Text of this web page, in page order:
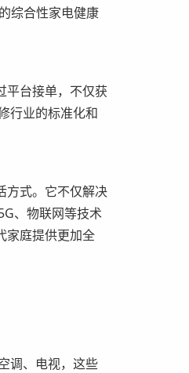
综合性家电健康
平台接单，不仅获
行业的标准化和
方式。它不仅解决
、物联网等技术
家庭提供更加全
调、电视，这些